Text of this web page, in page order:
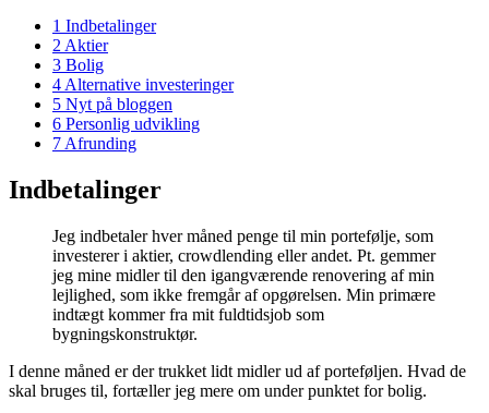
1 Indbetalinger
2 Aktier
3 Bolig
4 Alternative investeringer
5 Nyt på bloggen
6 Personlig udvikling
7 Afrunding
Indbetalinger
Jeg indbetaler hver måned penge til min portefølje, som
investerer i aktier, crowdlending eller andet. Pt. gemmer
jeg mine midler til den igangværende renovering af min
lejlighed, som ikke fremgår af opgørelsen. Min primære
indtægt kommer fra mit fuldtidsjob som
bygningskonstruktør.
I denne måned er der trukket lidt midler ud af porteføljen. Hvad de
skal bruges til, fortæller jeg mere om under punktet for bolig.